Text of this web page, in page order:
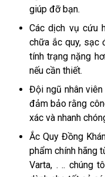
giúp đỡ bạn.
Các dịch vụ cứu
chữa ắc quy, sạc
tính trạng nặng
nếu cần thiết.
Đội ngũ nhân
đảm bảo rằng
xác và nhanh
Ắc Quy Đồng
phẩm chính hãng
Varta, . .. chúng